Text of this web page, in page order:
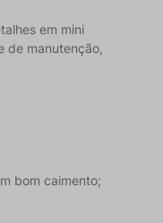
em mini
de manutenção,
bom caimento;